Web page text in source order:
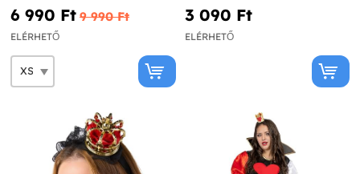
6 990 Ft‎ 9 990 Ft‎
ELÉRHETŐ
3 090 Ft‎
ELÉRHETŐ